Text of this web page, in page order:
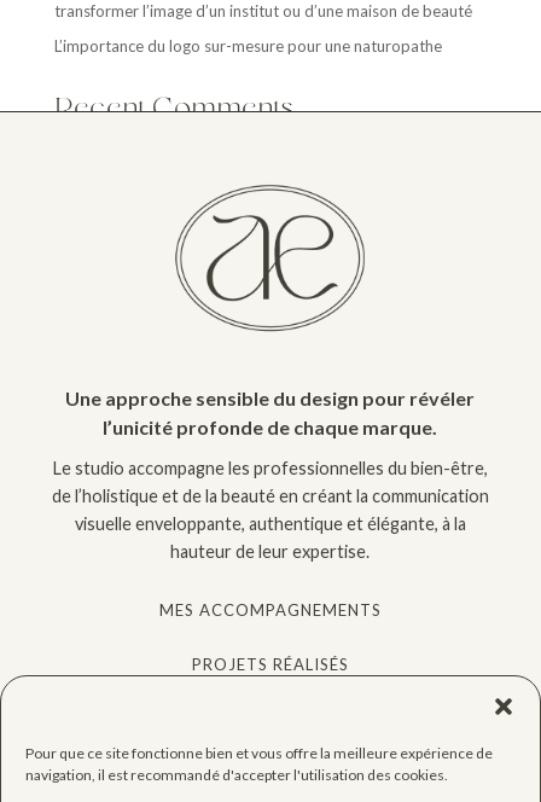
Pour que ce site fonctionne bien et vous offre la meilleure expérience de
navigation, il est recommandé d'accepter l'utilisation des cookies.
transformer l’image d’un institut ou d’une maison de beauté
L’importance du logo sur-mesure pour une naturopathe
Recent Comments
Une approche sensible du design pour révéler
l’unicité profonde de chaque marque.
Le studio accompagne les professionnelles du bien-être,
de l’holistique et de la beauté en créant la communication
visuelle enveloppante, authentique et élégante, à la
hauteur de leur expertise.
MES ACCOMPAGNEMENTS
PROJETS RÉALISÉS
CONSEILS